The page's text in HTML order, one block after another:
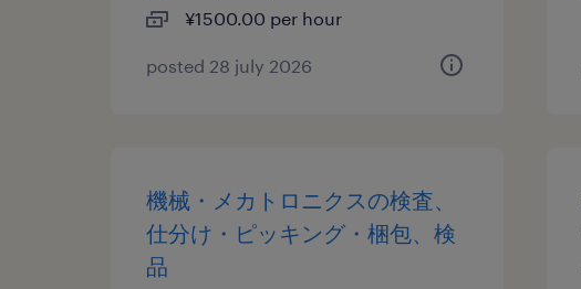
¥1500.00 per hour
posted 28 july 2026
機械・メカトロニクスの検査、
仕分け・ピッキング・梱包、検
品